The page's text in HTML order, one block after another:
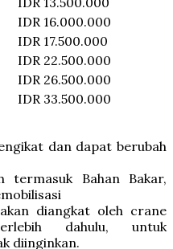
IDR 16.000.000
IDR 17.500.000
IDR 22.500.000
IDR 26.500.000
IDR 33.500.000
dan dapat berubah
Bahan Bakar,
diangkat oleh crane
dahulu, untuk
diinginkan.